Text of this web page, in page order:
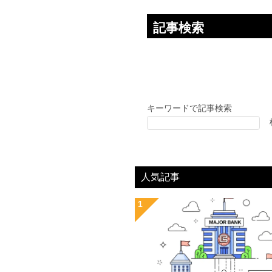
記事検索
キーワードで記事検索
人気記事